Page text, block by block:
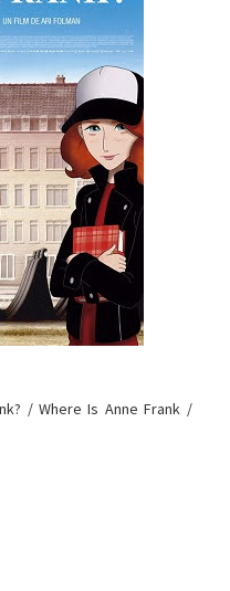
/ Where Is Anne Frank /